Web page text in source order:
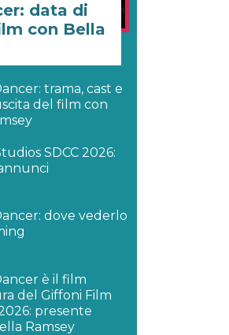
data di
con Bella
trama, cast e
del film con
SDCC 2026:
dove vederlo
è il film
del Giffoni Film
presente
Ramsey